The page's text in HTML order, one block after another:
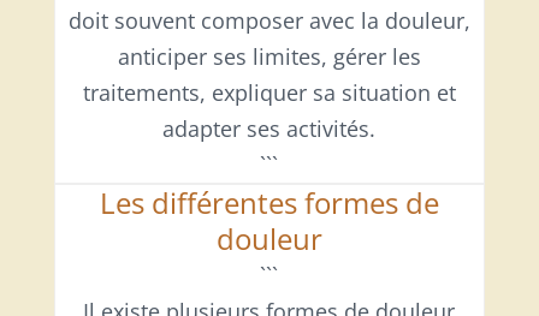
doit souvent composer avec la douleur,
anticiper ses limites, gérer les
traitements, expliquer sa situation et
adapter ses activités.
```
Les différentes formes de
douleur
```